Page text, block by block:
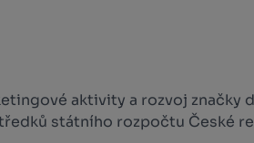
aktivity a rozvoj značky
státního rozpočtu České